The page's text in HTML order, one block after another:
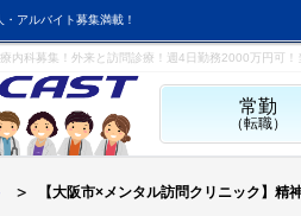
アルバイト募集満載！
内科募集！外来と訪問診療！週4日勤務2000万円可！
常勤
（転職）
【大阪市×メンタル訪問クリニック】